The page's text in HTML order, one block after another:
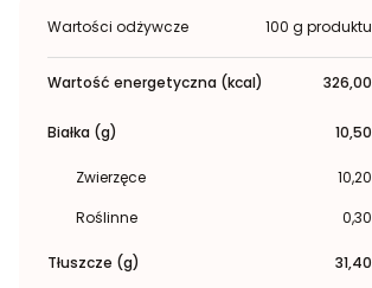
Wartości odżywcze 100 g produktu
Wartość energetyczna (kcal) 326,00
Białka (g) 10,50
Zwierzęce 10,20
Roślinne
0,30
Tłuszcze (g) 31,40